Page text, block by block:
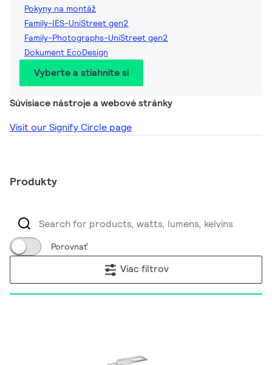
Pokyny na montáž
Family-IES-UniStreet gen2
Family-Photographs-UniStreet gen2
Dokument EcoDesign
Vyberte a stiahnite si
Súvisiace nástroje a webové stránky
Visit our Signify Circle page
Produkty
Porovnať
Viac filtrov